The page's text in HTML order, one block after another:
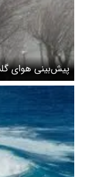
طوفان در گلستان